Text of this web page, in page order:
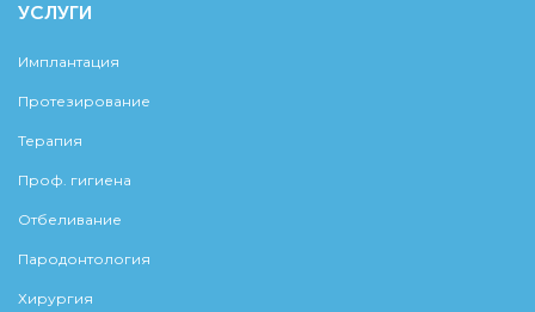
УСЛУГИ
Имплантация
Протезирование
Терапия
Проф. гигиена
Отбеливание
Пародонтология
Хирургия